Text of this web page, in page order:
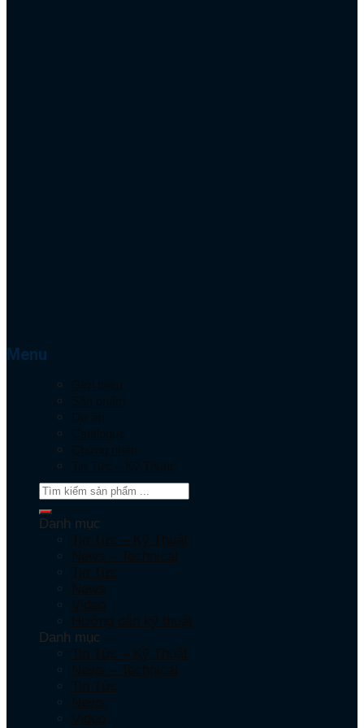
Menu
Danh mục
Danh mục